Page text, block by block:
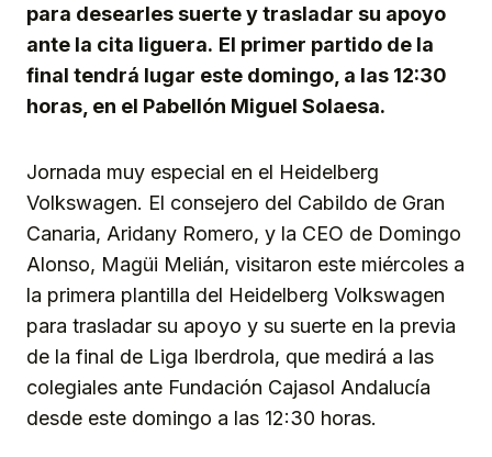
para desearles suerte y trasladar su apoyo
ante la cita liguera. El primer partido de la
final tendrá lugar este domingo, a las 12:30
horas, en el Pabellón Miguel Solaesa.
Jornada muy especial en el Heidelberg
Volkswagen. El consejero del Cabildo de Gran
Canaria, Aridany Romero, y la CEO de Domingo
Alonso, Magüi Melián, visitaron este miércoles a
la primera plantilla del Heidelberg Volkswagen
para trasladar su apoyo y su suerte en la previa
de la final de Liga Iberdrola, que medirá a las
colegiales ante Fundación Cajasol Andalucía
desde este domingo a las 12:30 horas.